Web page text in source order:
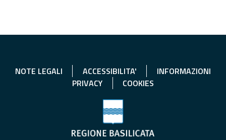
NOTE LEGALI ACCESSIBILITA'
INFORMAZIONI
PRIVACY
COOKIES